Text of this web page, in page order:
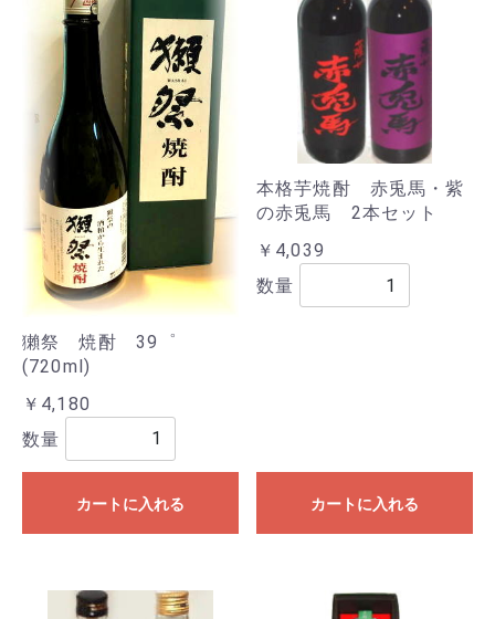
獺祭 焼酎 39゜
(720ml)
￥4,180
数量
カートに入れる
本格芋焼酎 赤兎馬・紫
の赤兎馬 2本セット
￥4,039
数量
カートに入れる